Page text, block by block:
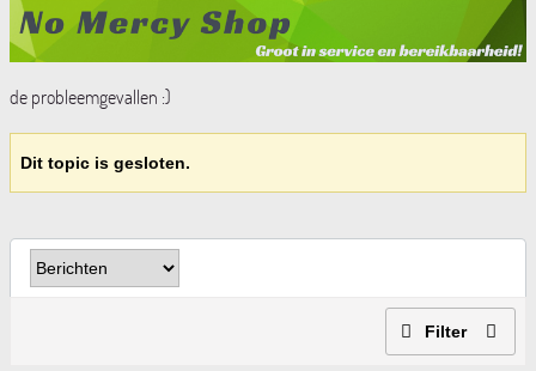
de probleemgevallen :)
Dit topic is gesloten.
Filter